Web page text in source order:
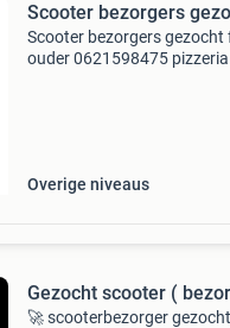
Scooter bezorgers
Scooter bezorgers gezocht
ouder 0621598475
Overige niveaus
Gezocht scooter (
🚀 scooterbezorger